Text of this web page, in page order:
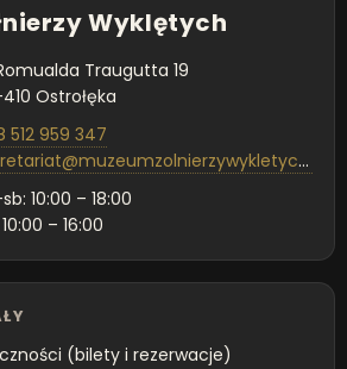
Wyklętych
Traugutta 19
Ostrołęka
512 959 347
10:00 – 18:00
– 16:00
(bilety i rezerwacje)